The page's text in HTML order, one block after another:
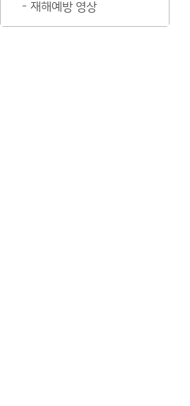
재해예방 영상